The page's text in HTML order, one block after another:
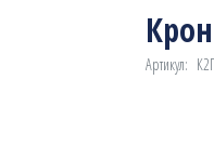
Артикул: